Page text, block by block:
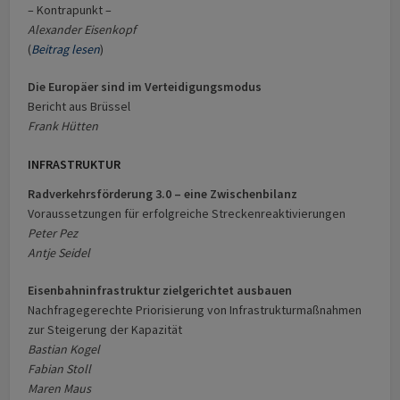
– Kontrapunkt –
Alexander Eisenkopf
(Beitrag lesen)
Die Europäer sind im Verteidigungsmodus
Bericht aus Brüssel
Frank Hütten
INFRASTRUKTUR
Radverkehrsförderung 3.0 – eine Zwischenbilanz
Voraussetzungen für erfolgreiche Streckenreaktivierungen
Peter Pez
Antje Seidel
Eisenbahninfrastruktur zielgerichtet ausbauen
Nachfragegerechte Priorisierung von Infrastrukturmaßnahmen
zur Steigerung der Kapazität
Bastian Kogel
Fabian Stoll
Maren Maus